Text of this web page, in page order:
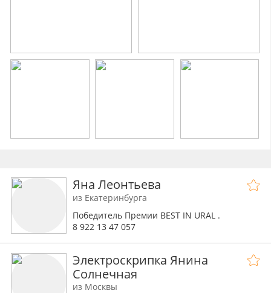
Яна Леонтьева
из Екатеринбурга
Победитель Премии BEST IN URAL .
8 922 13 47 057
Электроскрипка Янина
Солнечная
из Москвы